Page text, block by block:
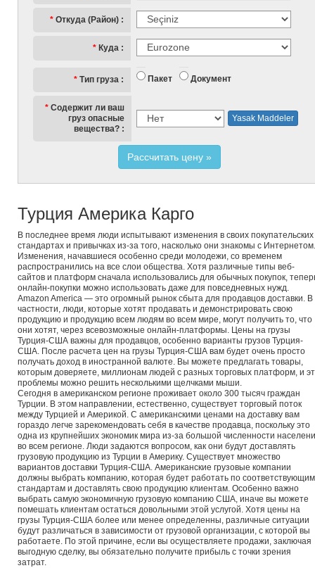
Откуда (Район)
Куда
Тип груза Пакет Документ
Содержит ли ваш
груз опасные
вещества?
Yasak Maddeler
Рассчитать цену
Турция Америка Карго
В последнее время люди испытывают изменения в своих покупательских
стандартах и привычках из-за того, насколько они знакомы с Интернетом.
Изменения, начавшиеся особенно среди молодежи, со временем
распространились на все слои общества. Хотя различные типы веб-
сайтов и платформ сначала использовались для обычных покупок,
онлайн-покупки можно использовать даже для повседневных нужд.
Amazon America — это огромный рынок сбыта для продавцов доставки. В
частности, люди, которые хотят продавать и демонстрировать свою
продукцию и продукцию всем людям во всем мире, могут получить то, что
они хотят, через всевозможные онлайн-платформы. Цены на грузы
Турция-США важны для продавцов, особенно варианты грузов Турция-
США. После расчета цен на грузы Турция-США вам будет очень просто
получать доход в иностранной валюте. Вы можете предлагать товары,
которым доверяете, миллионам людей с разных торговых платформ, и
проблемы можно решить несколькими щелчками мыши.
Сегодня в американском регионе проживает около 300 тысяч граждан
Турции. В этом направлении, естественно, существует торговый поток
между Турцией и Америкой. С американскими ценами на доставку вам
гораздо легче зарекомендовать себя в качестве продавца, поскольку это
одна из крупнейших экономик мира из-за большой численности
во всем регионе. Люди задаются вопросом, как они будут доставлять
грузовую продукцию из Турции в Америку. Существует множество
вариантов доставки Турция-США. Американские грузовые компании
должны выбрать компанию, которая будет работать по соответствующим
стандартам и доставлять свою продукцию клиентам. Особенно важно
выбрать самую экономичную грузовую компанию США, иначе вы можете
помешать клиентам остаться довольными этой услугой. Хотя цены на
грузы Турция-США более или менее определенны, различные ситуации
будут различаться в зависимости от грузовой организации, с которой вы
работаете. По этой причине, если вы осуществляете продажи, заключая
выгодную сделку, вы обязательно получите прибыль с точки зрения
затрат.